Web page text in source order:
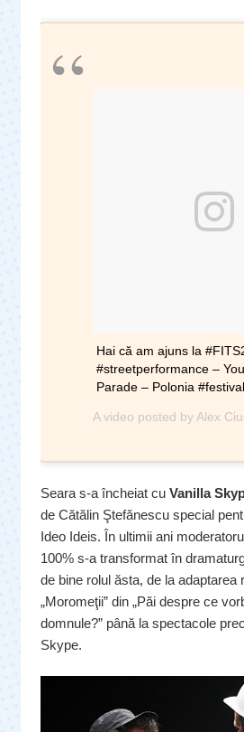
Hai că am ajuns la
#streetperformance –
Parade – Polonia
Seara s-a încheiat cu Vanilla
de Cătălin Ştefănescu special
Ideo Ideis. În ultimii ani
100% s-a transformat în
de bine rolul ăsta, de la adaptarea
„Moromeţii” din „Păi despre ce
domnule?” până la spectacole
Skype.